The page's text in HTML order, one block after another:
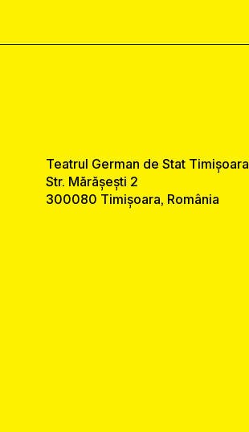
Teatrul German de Stat Timișoara
Str. Mărășești 2
300080 Timișoara, România